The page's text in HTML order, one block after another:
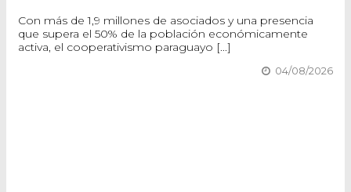
Con más de 1,9 millones de asociados y una presencia
que supera el 50% de la población económicamente
activa, el cooperativismo paraguayo [...]
04/08/2026